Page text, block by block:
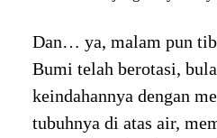
Dan… ya, malam pun
Bumi telah berotasi,
keindahannya dengan
tubuhnya di atas air,